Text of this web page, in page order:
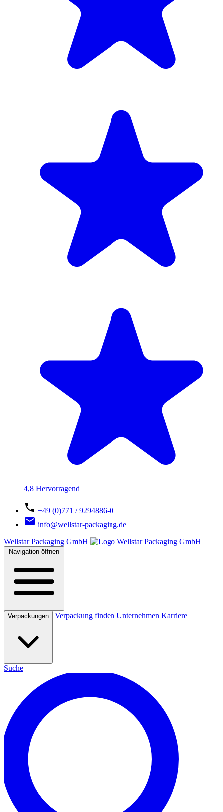
4,8 Hervorragend
+49 (0)771 / 9294886-0
info@wellstar-packaging.de
Wellstar Packaging GmbH
Navigation öffnen
Verpackungen Verpackung finden Unternehmen Karriere
Suche